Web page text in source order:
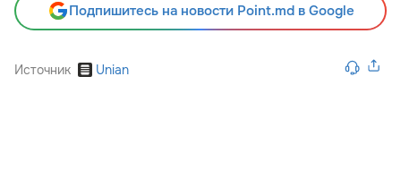
Подпишитесь на новости Point.md в Google
Источник Unian